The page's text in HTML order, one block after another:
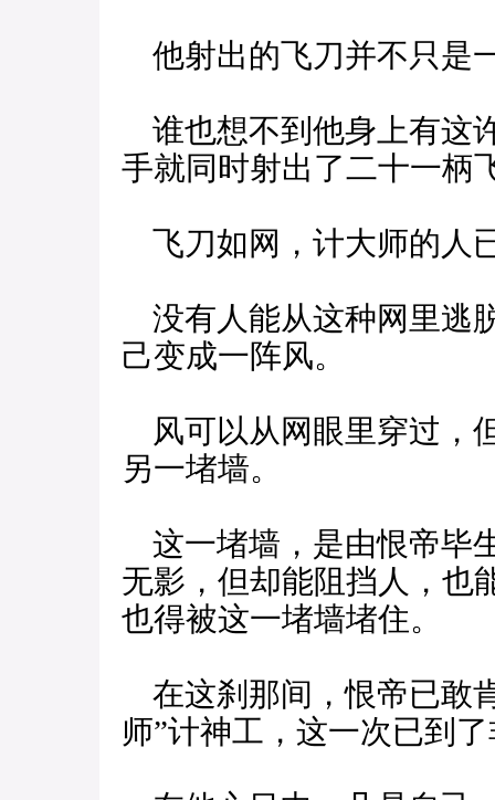
他射出的飞刀并不只是
谁也想不到他身上有这
手就同时射出了二十一柄
飞刀如网，计大师的人
没有人能从这种网里逃
己变成一阵风。
风可以从网眼里穿过，
另一堵墙。
这一堵墙，是由恨帝毕
无影，但却能阻挡人，也
也得被这一堵墙堵住。
在这刹那间，恨帝已敢
师”计神工，这一次已到